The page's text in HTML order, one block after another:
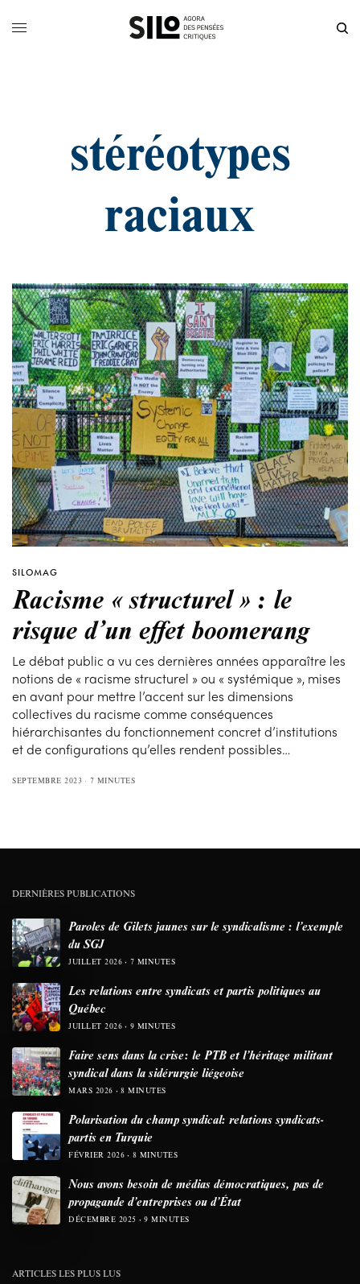
stéréotypes
raciaux
SILOMAG
Racisme « structurel » : le
risque d’un effet boomerang
Le débat public a vu ces dernières années apparaître les
notions de « racisme structurel » ou « systémique », mises
en avant pour mettre l’accent sur les dimensions
collectives du racisme comme conséquences
hiérarchisantes du fonctionnement concret d’institutions
et de configurations qu’elles rendent possibles…
SEPTEMBRE 2023 7 MINUTES
DERNIÈRES PUBLICATIONS
Paroles de Gilets jaunes sur le syndicalisme : l’exemple
du SGJ
JUILLET 2026 7 MINUTES
Les relations entre syndicats et partis politiques au
Québec
JUILLET 2026 9 MINUTES
Faire sens dans la crise: le PTB et l’héritage militant
syndical dans la sidérurgie liégeoise
MARS 2026 8 MINUTES
Polarisation du champ syndical: relations syndicats-
partis en Turquie
FÉVRIER 2026 8 MINUTES
Nous avons besoin de médias démocratiques, pas de
propagande d’entreprises ou d’État
DÉCEMBRE 2025 9 MINUTES
ARTICLES LES PLUS LUS